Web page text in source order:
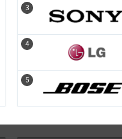
3
4
5